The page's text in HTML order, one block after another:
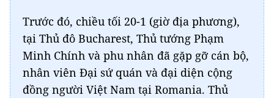
Trước đó, chiều tối 20-1 (giờ địa phương),
tại Thủ đô Bucharest, Thủ tướng Phạm
Minh Chính và phu nhân đã gặp gỡ cán bộ,
nhân viên Đại sứ quán và đại diện cộng
đồng người Việt Nam tại Romania. Thủ